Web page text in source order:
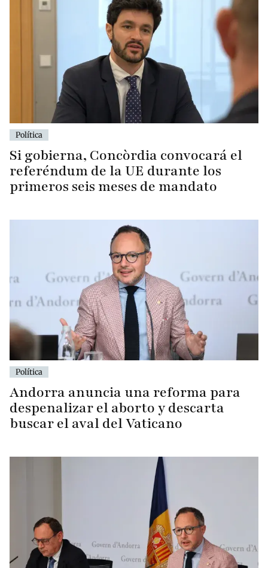
Política
Si gobierna, Concòrdia convocará el
referéndum de la UE durante los
primeros seis meses de mandato
Política
Andorra anuncia una reforma para
despenalizar el aborto y descarta
buscar el aval del Vaticano